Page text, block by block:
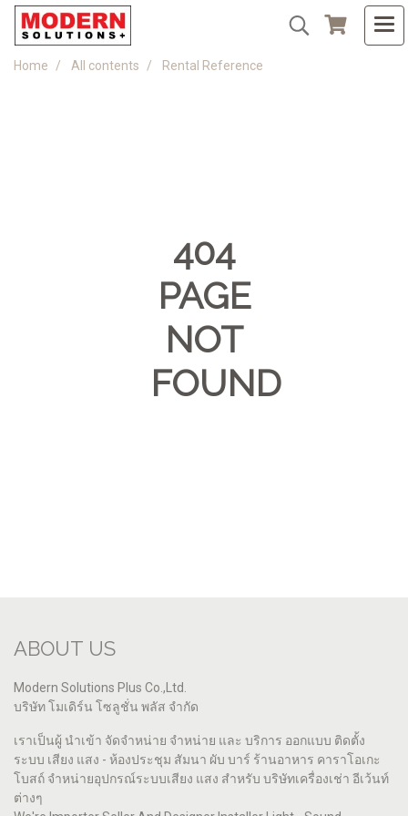
Home All contents Rental Reference
404
PAGE
NOT
FOUND
ABOUT US
Modern Solutions Plus Co.,Ltd.
บริษัท โมเดิร์น โซลูชั่น พลัส จำกัด
เราเป็นผู้ นำเข้า จัดจำหน่าย จำหน่าย และ บริการ ออกแบบ ติดตั้ง
ระบบ เสียง แสง - ห้องประชุม สัมนา ผับ บาร์ ร้านอาหาร คาราโอเกะ
โบสถ์ จำหน่ายอุปกรณ์ระบบเสียง แสง สำหรับ บริษัทเครื่องเช่า อีเว้นท์
ต่างๆ